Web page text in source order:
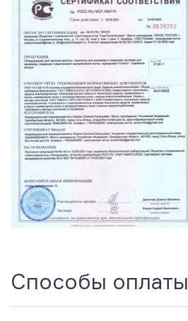
Способы оплаты